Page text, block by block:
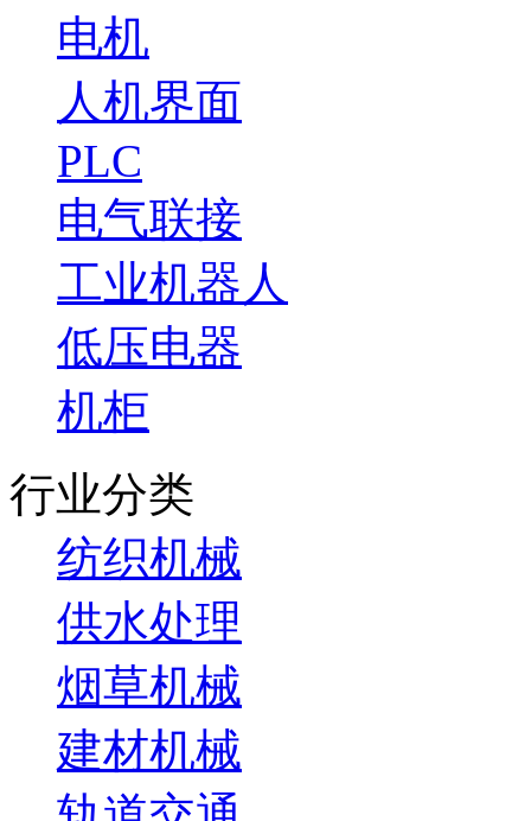
电机
人机界面
PLC
电气联接
工业机器人
低压电器
机柜
行业分类
纺织机械
供水处理
烟草机械
建材机械